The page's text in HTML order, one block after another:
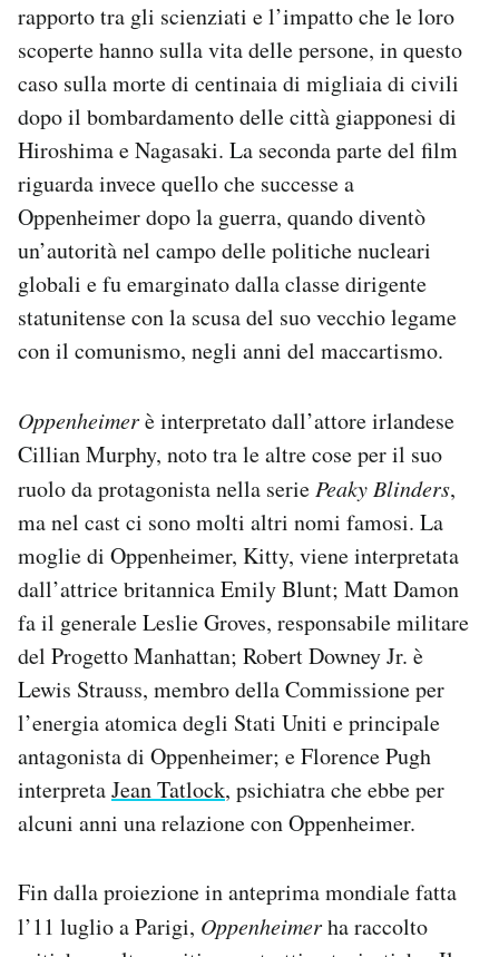
rapporto tra gli scienziati e l’impatto che le loro
scoperte hanno sulla vita delle persone, in questo
caso sulla morte di centinaia di migliaia di civili
dopo il bombardamento delle città giapponesi di
Hiroshima e Nagasaki. La seconda parte del film
riguarda invece quello che successe a
Oppenheimer dopo la guerra, quando diventò
un’autorità nel campo delle politiche nucleari
globali e fu emarginato dalla classe dirigente
statunitense con la scusa del suo vecchio legame
con il comunismo, negli anni del maccartismo.
Oppenheimerè interpretato dall’attore irlandese
Cillian Murphy, noto tra le altre cose per il suo
ruolo da protagonista nella seriePeaky Blinders,
ma nel cast ci sono molti altri nomi famosi. La
moglie di Oppenheimer, Kitty, viene interpretata
dall’attrice britannica Emily Blunt; Matt Damon
fa il generale Leslie Groves, responsabile militare
del Progetto Manhattan; Robert Downey Jr. è
Lewis Strauss, membro della Commissione per
l’energia atomica degli Stati Uniti e principale
antagonista di Oppenheimer; e Florence Pugh
interpretaJean Tatlock, psichiatra che ebbe per
alcuni anni una relazione con Oppenheimer.
Fin dalla proiezione in anteprima mondiale fatta
l’11 luglio a Parigi, Oppenheimerha raccolto